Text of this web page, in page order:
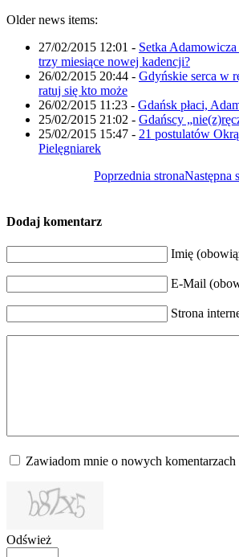
Older news items:
27/02/2015 12:01 - Setka Adamowicza
trzy miesiące nowej kadencji?
26/02/2015 20:44 - Gdyńskie serca w
ratuj się kto może
26/02/2015 11:23 - Gdańsk płaci,
25/02/2015 21:02 - Gdańscy
25/02/2015 15:47 - 21 postulatów
Pielęgniarek
Poprzednia stronaNastępna
Dodaj komentarz
Imię
E-Mail
Strona
Zawiadom mnie o nowych komentarzach
Odśwież